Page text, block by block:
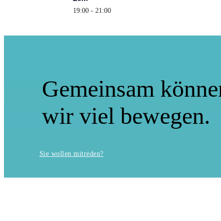
19:00 - 21:00
Gemeinsam
wir viel bewegen.
Sie wollen mitreden?